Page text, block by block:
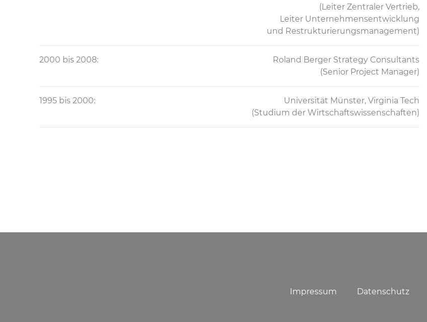
(Leiter Zentraler Vertrieb,
Leiter Unternehmensentwicklung
und Restrukturierungsmanagement)
2000 bis 2008:
Roland Berger Strategy Consultants
(Senior Project Manager)
1995 bis 2000:
Universität Münster, Virginia Tech
(Studium der Wirtschaftswissenschaften)
Impressum Datenschutz